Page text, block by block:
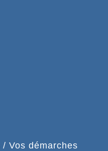
/ Vos démarches